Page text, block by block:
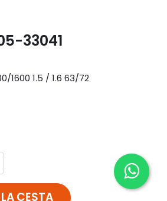
33041
1600 1.5 / 1.6 63/72
CESTA